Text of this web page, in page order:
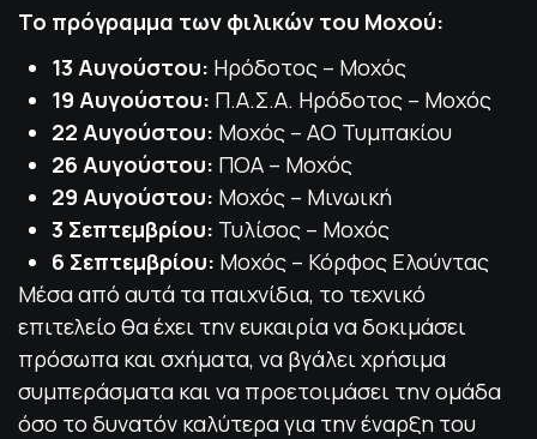
Το πρόγραμμα των φιλικών του Μοχού:
13 Αυγούστου: Ηρόδοτος – Μοχός
19 Αυγούστου: Π.Α.Σ.Α. Ηρόδοτος – Μοχός
22 Αυγούστου: Μοχός – ΑΟ Τυμπακίου
26 Αυγούστου: ΠΟΑ – Μοχός
29 Αυγούστου: Μοχός – Μινωική
3 Σεπτεμβρίου: Τυλίσος – Μοχός
6 Σεπτεμβρίου: Μοχός – Κόρφος Ελούντας
Μέσα από αυτά τα παιχνίδια, το τεχνικό
επιτελείο θα έχει την ευκαιρία να δοκιμάσει
πρόσωπα και σχήματα, να βγάλει χρήσιμα
συμπεράσματα και να προετοιμάσει την ομάδα
όσο το δυνατόν καλύτερα για την έναρξη του